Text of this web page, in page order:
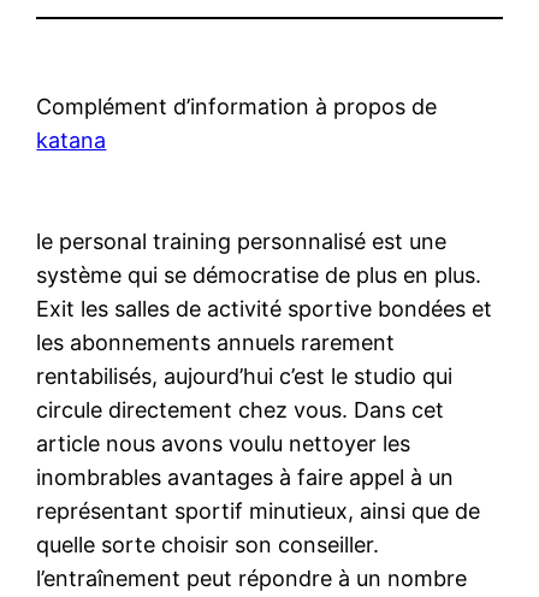
Complément d’information à propos de
katana
le personal training personnalisé est une
système qui se démocratise de plus en plus.
Exit les salles de activité sportive bondées et
les abonnements annuels rarement
rentabilisés, aujourd’hui c’est le studio qui
circule directement chez vous. Dans cet
article nous avons voulu nettoyer les
inombrables avantages à faire appel à un
représentant sportif minutieux, ainsi que de
quelle sorte choisir son conseiller.
l’entraînement peut répondre à un nombre